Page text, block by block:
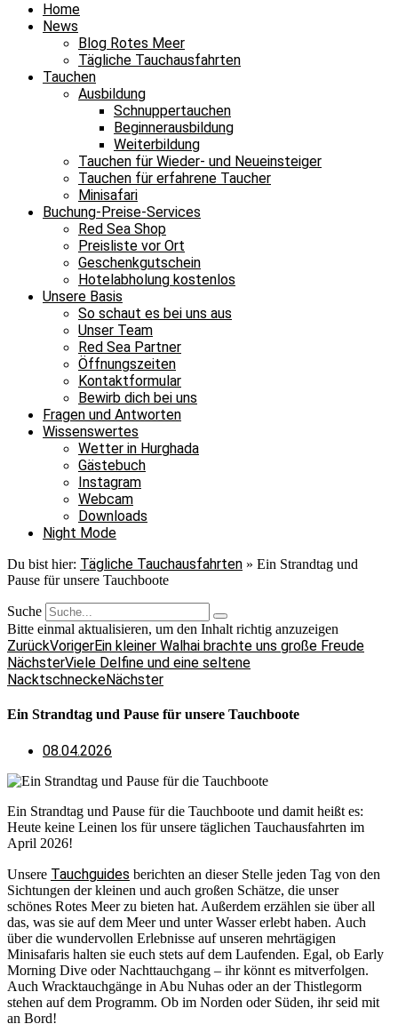
Home
News
Blog Rotes Meer
Tägliche Tauchausfahrten
Tauchen
Ausbildung
Schnuppertauchen
Beginnerausbildung
Weiterbildung
Tauchen für Wieder- und Neueinsteiger
Tauchen für erfahrene Taucher
Minisafari
Buchung-Preise-Services
Red Sea Shop
Preisliste vor Ort
Geschenkgutschein
Hotelabholung kostenlos
Unsere Basis
So schaut es bei uns aus
Unser Team
Red Sea Partner
Öffnungszeiten
Kontaktformular
Bewirb dich bei uns
Fragen und Antworten
Wissenswertes
Wetter in Hurghada
Gästebuch
Instagram
Webcam
Downloads
Night Mode
Du bist hier: Tägliche Tauchausfahrten » Ein Strandtag und
Pause für unsere Tauchboote
Suche
Bitte einmal aktualisieren, um den Inhalt richtig anzuzeigen
ZurückVorigerEin kleiner Walhai brachte uns große Freude
NächsterViele Delfine und eine seltene
NacktschneckeNächster
Ein Strandtag und Pause für unsere Tauchboote
08.04.2026
Ein Strandtag und Pause für die Tauchboote und damit heißt es:
Heute keine Leinen los für unsere täglichen Tauchausfahrten im
April 2026!
Unsere Tauchguides berichten an dieser Stelle jeden Tag von den
Sichtungen der kleinen und auch großen Schätze, die unser
schönes Rotes Meer zu bieten hat. Außerdem erzählen sie über all
das, was sie auf dem Meer und unter Wasser erlebt haben. Auch
über die wundervollen Erlebnisse auf unseren mehrtägigen
Minisafaris halten sie euch stets auf dem Laufenden. Egal, ob Early
Morning Dive oder Nachttauchgang – ihr könnt es mitverfolgen.
Auch Wracktauchgänge in Abu Nuhas oder an der Thistlegorm
stehen auf dem Programm. Ob im Norden oder Süden, ihr seid mit
an Bord!